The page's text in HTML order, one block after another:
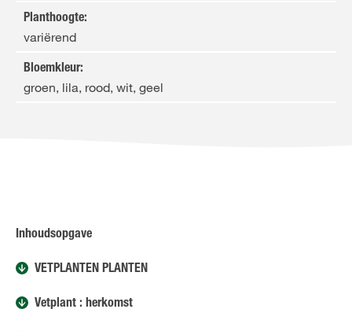
Planthoogte:
variërend
Bloemkleur:
groen, lila, rood, wit, geel
Inhoudsopgave
VETPLANTEN PLANTEN
Vetplant : herkomst